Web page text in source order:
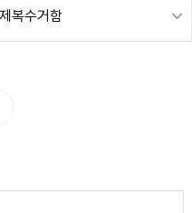
제복수거함